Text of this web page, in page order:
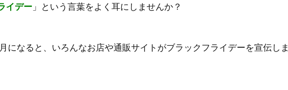
イデー 」という言葉をよく耳にしませんか？
になると、いろんなお店や通販サイトがブラックフライデーを宣伝しま